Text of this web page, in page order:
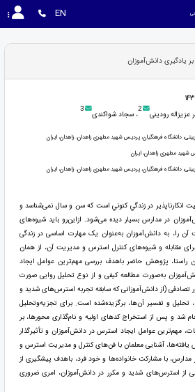
EN
یادگیری دانش‌آموزان
عزیزاله رودینی 2، سجاد شواکندی 3
دانشگاه فرهنگیان، پردیس شهید مطهری زاهدان، زاهدان، ایران
شهید مطهری زاهدان، ایران
دانشگاه فرهنگیان، پردیس شهید مطهری زاهدان، زاهدان، ایران
انکارناپذير در زندگي كنوني است که سن و سال نمی‌شناسد و
در مدارس بسیار دیده می‌شود. ازاین‌رو باید شیوه‌های
را، به دانش‌آموزان به‌عنوان یک مهارت اساسی در زندگی
مقابله و شیوه‌های کنترل استرس و مدیریت آن، از همان
پژوهش حاضر باهدف بررسی مهم‌ترین عوامل ایجاد
به‌صورت مطالعه کیفی و از نوع تحلیل روایی صورت
9 روایت به‌طور تصادفی (از دانش‌آموزانی که سابقه تجربه استرس‌های شدید و
تحلیل و تفسیر آن‌ها، برگزیده‌شده است. برای تجزیه‌وتحلیل
شد و پس از استخراج کدهای اولیه و نام‌گذاری محورها، بر
مهم‌ترین عوامل ایجاد استرس در دانش‌آموزان و تأثیرگذار
یافته‌ها، آشنایی معلمان با فن‌های کنترل و مدیریت استرس و
با مشارکت خانواده‌ها و خود فرد، باهدف پیشگیری از
از استرس‌های شدید و مکرر در دانش‌آموزان، امری ضروری